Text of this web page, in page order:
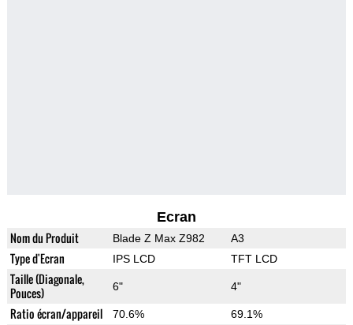
Ecran
Nom du Produit Blade Z Max Z982 A3
Type d'Ecran IPS LCD TFT LCD
Taille (Diagonale,
Pouces)
6" 4"
Ratio écran/appareil 70.6% 69.1%